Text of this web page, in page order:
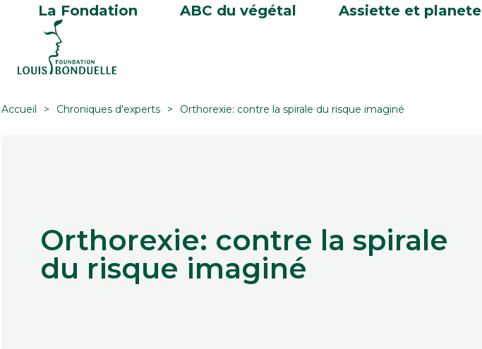
La Fondation ABC du végétal Assiette et planete
Accueil Chroniques d'experts Orthorexie: contre la spirale du risque imaginé
Orthorexie: contre la spirale
du risque imaginé